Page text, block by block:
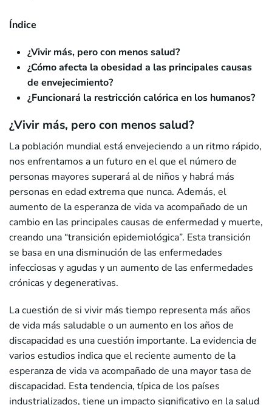
Índice
¿Vivir más, pero con menos salud?
¿Cómo afecta la obesidad a las principales causas
de envejecimiento?
¿Funcionará la restricción calórica en los humanos?
¿Vivir más, pero con menos salud?
La población mundial está envejeciendo a un ritmo rápido,
nos enfrentamos a un futuro en el que el número de
personas mayores superará al de niños y habrá más
personas en edad extrema que nunca. Además, el
aumento de la esperanza de vida va acompañado de un
cambio en las principales causas de enfermedad y muerte,
creando una “transición epidemiológica”. Esta transición
se basa en una disminución de las enfermedades
infecciosas y agudas y un aumento de las enfermedades
crónicas y degenerativas.
La cuestión de si vivir más tiempo representa más años
de vida más saludable o un aumento en los años de
discapacidad es una cuestión importante. La evidencia de
varios estudios indica que el reciente aumento de la
esperanza de vida va acompañado de una mayor tasa de
discapacidad. Esta tendencia, típica de los países
industrializados, tiene un impacto significativo en la salud